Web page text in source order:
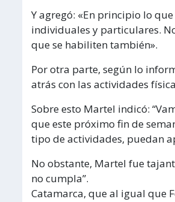
Y agregó: «En principio lo
individuales y particulares.
que se habiliten también».
Por otra parte, según lo
atrás con las actividades
Sobre esto Martel indicó:
que este próximo fin de
tipo de actividades, puedan
No obstante, Martel fue
no cumpla”.
Catamarca, que al igual que